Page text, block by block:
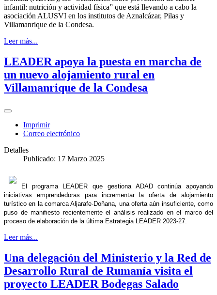
infantil: nutrición y actividad física” que está llevando a cabo la
asociación ALUSVI en los institutos de Aznalcázar, Pilas y
Villamanrique de la Condesa.
Leer más...
LEADER apoya la puesta en marcha de
un nuevo alojamiento rural en
Villamanrique de la Condesa
Imprimir
Correo electrónico
Detalles
Publicado: 17 Marzo 2025
El programa LEADER que gestiona ADAD continúa apoyando
iniciativas emprendedoras para incrementar la oferta de alojamiento
turístico en la comarca Aljarafe-Doñana, una oferta aún insuficiente, como
puso de manifiesto recientemente el análisis realizado en el marco del
proceso de elaboración de la última Estrategia LEADER 2023-27.
Leer más...
Una delegación del Ministerio y la Red de
Desarrollo Rural de Rumanía visita el
proyecto LEADER Bodegas Salado